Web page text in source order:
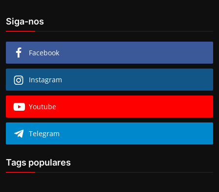
Siga-nos
Facebook
Instagram
Youtube
Telegram
Tags populares